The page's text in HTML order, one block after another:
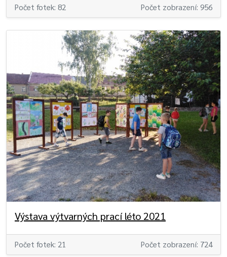
Počet fotek: 82 Počet zobrazení: 956
Výstava výtvarných prací léto 2021
Počet fotek: 21 Počet zobrazení: 724